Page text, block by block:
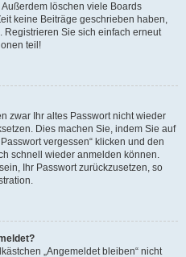
löschen viele Boards
keine Beiträge geschrieben haben,
Sie sich einfach erneut
teil!
zwar Ihr altes Passwort nicht wieder
Dies machen Sie, indem Sie auf
vergessen“ klicken und den
schnell wieder anmelden können.
Ihr Passwort zurückzusetzen, so
„Angemeldet bleiben“ nicht